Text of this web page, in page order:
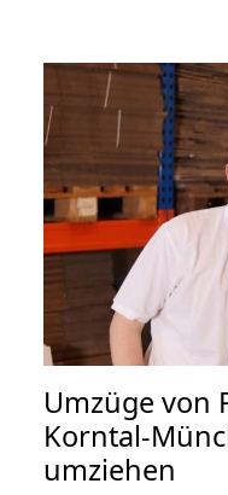
Umzüge von
Korntal-
umziehen